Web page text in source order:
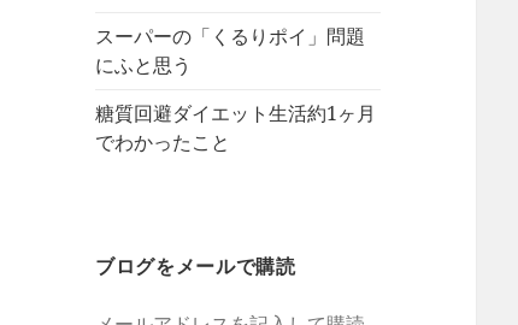
スーパーの「くるりポイ」問題
にふと思う
糖質回避ダイエット生活約1ヶ月
でわかったこと
ブログをメールで購読